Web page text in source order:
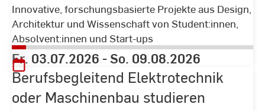
Innovative, forschungsbasierte Projekte aus Design,
Architektur und Wissenschaft von Student:innen,
Absolvent:innen und Start-ups
Fr. 03.07.2026 -So. 09.08.2026
Berufsbegleitend Elektrotechnik
oder Maschinenbau studieren